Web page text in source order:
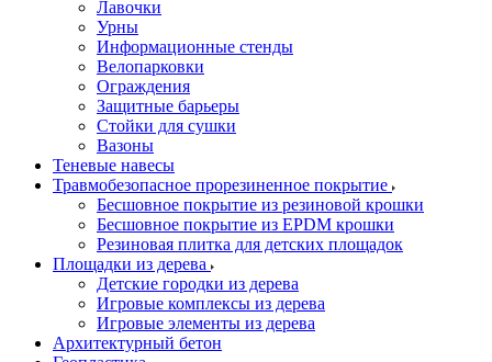
Лавочки
Урны
Информационные стенды
Велопарковки
Ограждения
Защитные барьеры
Стойки для сушки
Вазоны
Теневые навесы
Травмобезопасное прорезиненное покрытие
Бесшовное покрытие из резиновой крошки
Бесшовное покрытие из EPDM крошки
Резиновая плитка для детских площадок
Площадки из дерева
Детские городки из дерева
Игровые комплексы из дерева
Игровые элементы из дерева
Архитектурный бетон